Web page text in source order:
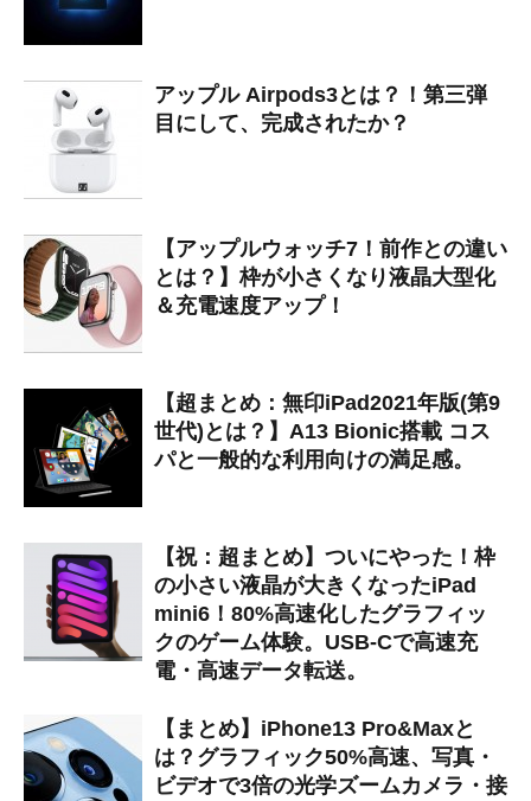
アップル Airpods3とは？！第三弾
目にして、完成されたか？
【アップルウォッチ7！前作との違い
とは？】枠が小さくなり液晶大型化
＆充電速度アップ！
【超まとめ：無印iPad2021年版(第9
世代)とは？】A13 Bionic搭載 コス
パと一般的な利用向けの満足感。
【祝：超まとめ】ついにやった！枠
の小さい液晶が大きくなったiPad
mini6！80%高速化したグラフィッ
クのゲーム体験。USB-Cで高速充
電・高速データ転送。
【まとめ】iPhone13 Pro&Maxと
は？グラフィック50%高速、写真・
ビデオで3倍の光学ズームカメラ・接